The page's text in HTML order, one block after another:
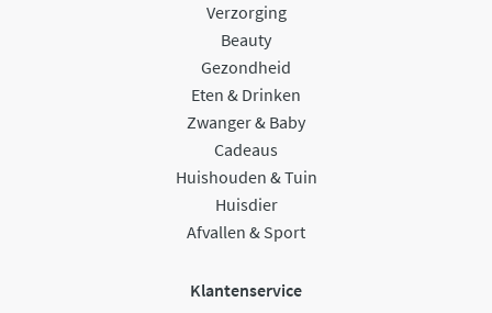
Verzorging
Beauty
Gezondheid
Eten & Drinken
Zwanger & Baby
Cadeaus
Huishouden & Tuin
Huisdier
Afvallen & Sport
Klantenservice